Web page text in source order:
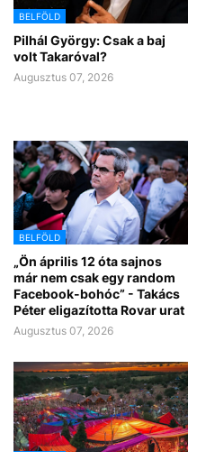
BELFÖLD
Pilhál György: Csak a baj
volt Takaróval?
Augusztus 07, 2026
BELFÖLD
„Ön április 12 óta sajnos
már nem csak egy random
Facebook-bohóc” - Takács
Péter eligazította Rovar urat
Augusztus 07, 2026